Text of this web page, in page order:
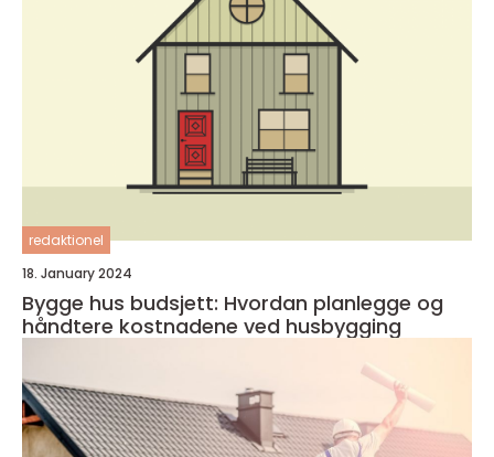
redaktionel
18. January 2024
Bygge hus budsjett: Hvordan planlegge og
håndtere kostnadene ved husbygging